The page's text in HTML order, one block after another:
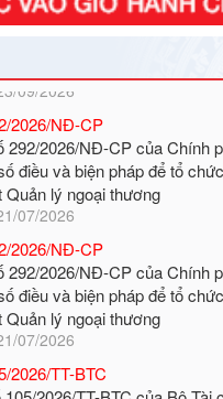
2026/NĐ-CP
292/2026/NĐ-CP của Chính
điều và biện pháp để tổ
lý ngoại thương
07/2026
2026/NĐ-CP
292/2026/NĐ-CP của Chính
điều và biện pháp để tổ
lý ngoại thương
07/2026
2026/TT-BTC
2026/TT-BTC của Bộ Tài
2019/TT- BТC ngày 19 tháng
Bộ Tài chính hướng dẫn
chính trong lĩnh vực kho bạc
07/2026